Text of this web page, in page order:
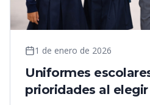
1 de enero de 2026
Uniformes
prioridades al